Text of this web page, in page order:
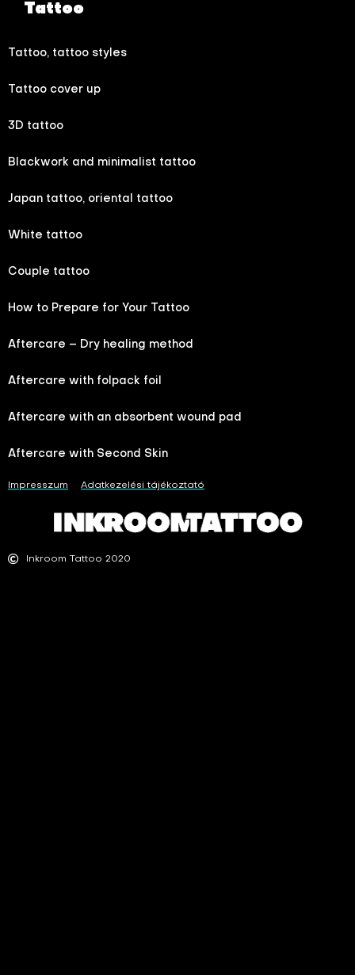
Tattoo
Tattoo, tattoo styles
Tattoo cover up
3D tattoo
Blackwork and minimalist tattoo
Japan tattoo, oriental tattoo
White tattoo
Couple tattoo
How to Prepare for Your Tattoo
Aftercare – Dry healing method
Aftercare with folpack foil
Aftercare with an absorbent wound pad
Aftercare with Second Skin
Inkroom Tattoo 2020
Impresszum Adatkezelési tájékoztató